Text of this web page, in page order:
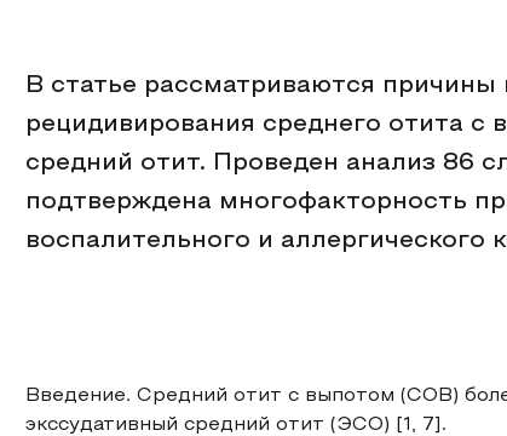
В статье рассматриваются
рецидивирования среднего отита с
средний отит. Проведен анализ 86
подтверждена многофакторность
воспалительного и аллергического
Введение. Средний отит с выпотом (СОВ)
экссудативный средний отит (ЭСО) [1, 7].